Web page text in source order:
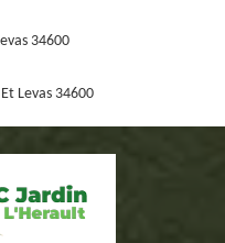
34600
Levas 34600